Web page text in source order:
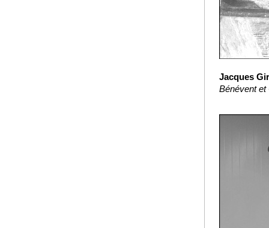
Jacques
Bénévent et